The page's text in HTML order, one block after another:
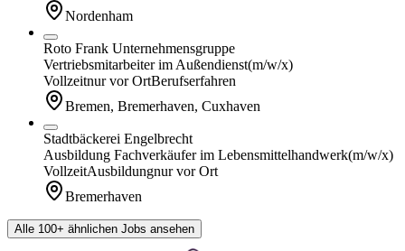
Nordenham
Roto Frank Unternehmensgruppe
Vertriebsmitarbeiter im Außendienst(m/w/x)
Vollzeitnur vor OrtBerufserfahren
Bremen, Bremerhaven, Cuxhaven
Stadtbäckerei Engelbrecht
Ausbildung Fachverkäufer im Lebensmittelhandwerk(m/w/x)
VollzeitAusbildungnur vor Ort
Bremerhaven
Alle 100+ ähnlichen Jobs ansehen